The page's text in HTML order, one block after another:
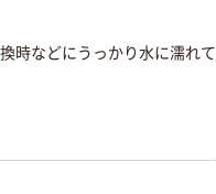
時などにうっかり水に濡れて